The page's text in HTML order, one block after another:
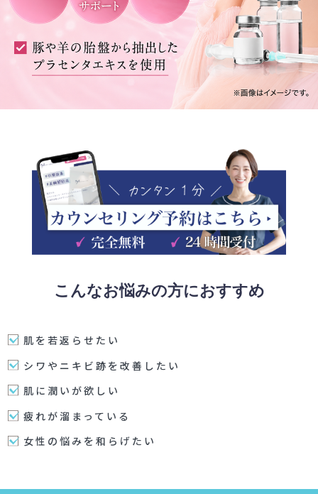
こんなお悩みの方におすすめ
肌を若返らせたい
シワやニキビ跡を改善したい
肌に潤いが欲しい
疲れが溜まっている
女性の悩みを和らげたい